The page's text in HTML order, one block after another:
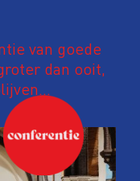
van goede
dan ooit,
VVOJ
een eerlijke
ons vak.